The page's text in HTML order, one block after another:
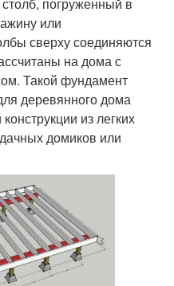
погруженный в
или
сверху соединяются
на дома с
Такой фундамент
деревянного дома
из легких
домиков или